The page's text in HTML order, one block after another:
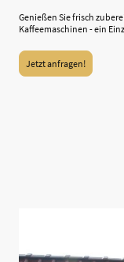
Genießen Sie frisch
Kaffeemaschinen - ein
Jetzt anfragen!